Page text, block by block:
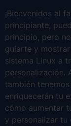
¡Bienvenidos al
principiante,
principio, pero
guiarte y
sistema Linux a
personalización.
también
enriquecerán tu
cómo aumentar
y personalizar tu